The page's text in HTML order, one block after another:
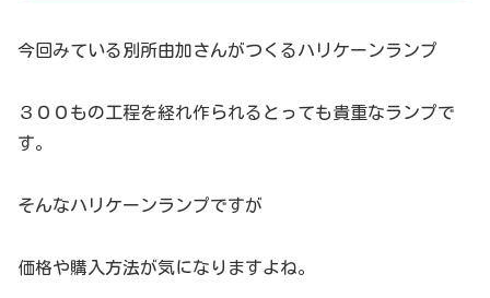
今回みている別所由加さんがつくるハリケーンランプ
３００もの工程を経れ作られるとっても貴重なランプで
す。
そんなハリケーンランプですが
価格や購入方法が気になりますよね。